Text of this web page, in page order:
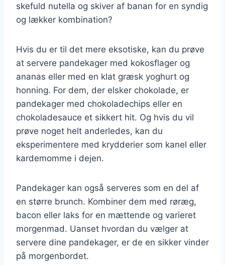
skefuld nutella og skiver af banan for en syndig
og lækker kombination?
Hvis du er til det mere eksotiske, kan du prøve
at servere pandekager med kokosflager og
ananas eller med en klat græsk yoghurt og
honning. For dem, der elsker chokolade, er
pandekager med chokoladechips eller en
chokoladesauce et sikkert hit. Og hvis du vil
prøve noget helt anderledes, kan du
eksperimentere med krydderier som kanel eller
kardemomme i dejen.
Pandekager kan også serveres som en del af
en større brunch. Kombiner dem med røræg,
bacon eller laks for en mættende og varieret
morgenmad. Uanset hvordan du vælger at
servere dine pandekager, er de en sikker vinder
på morgenbordet.